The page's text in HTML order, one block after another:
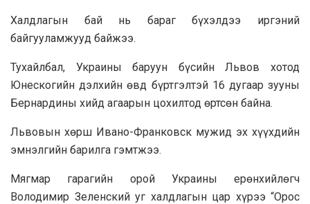
Халдлагын бай нь бараг бүхэлдээ иргэний
байгууламжууд байжээ.
Тухайлбал, Украины баруун бүсийн Львов хотод
Юнескогийн дэлхийн өвд бүртгэлтэй 16 дугаар зууны
Бернардины хийд агаарын цохилтод өртсөн байна.
Львовын хөрш Ивано-Франковск мужид эх хүүхдийн
эмнэлгийн барилга гэмтжээ.
Мягмар гарагийн орой Украины ерөнхийлөгч
Володимир Зеленский уг халдлагын цар хүрээ “Орос